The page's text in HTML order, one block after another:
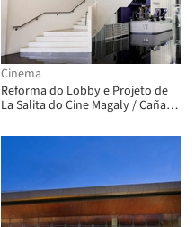
Cinema
Reforma do Lobby e Projeto de
La Salita do Cine Magaly / Cañas